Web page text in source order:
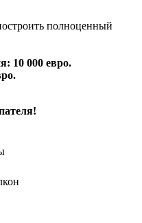
полноценный
10 000 евро.